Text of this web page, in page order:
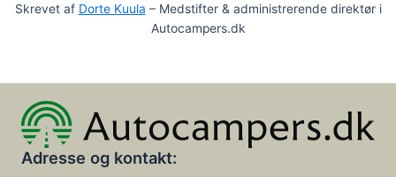
Skrevet af Dorte Kuula – Medstifter & administrerende direktør i
Autocampers.dk
Adresse og kontakt: